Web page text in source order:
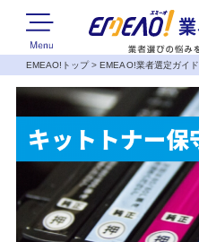
EMEAO!トップ>EMEAO!業者選定ガイド